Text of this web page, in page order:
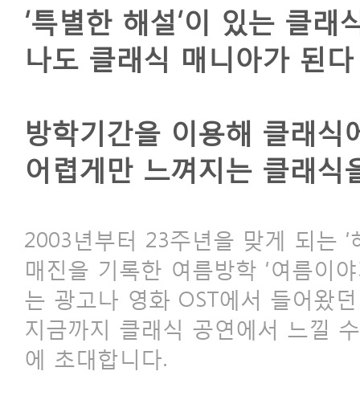
‘특별한 해설’이 있는 클래
나도 클래식 매니아가 된다
방학기간을 이용해 클래
어렵게만 느껴지는 클래
2003년부터 23주년을 맞게 되는
매진을 기록한 여름방학 ‘여름이
는 광고나 영화 OST에서 들어왔
지금까지 클래식 공연에서 느낄
에 초대합니다.